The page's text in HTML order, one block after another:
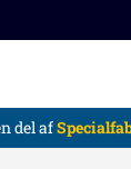
del af